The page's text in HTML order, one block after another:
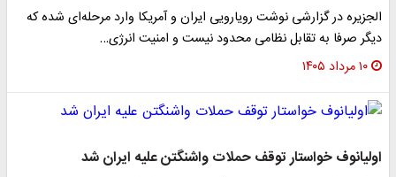
الجزیره در گزارشی نوشت رویارویی ایران و آمریکا وارد مرحله‌ای شده که
دیگر صرفا به تقابل نظامی محدود نیست و امنیت انرژی…
۱۰ مرداد ۱۴۰۵
اولیانوف خواستار توقف حملات واشنگتن علیه ایران شد